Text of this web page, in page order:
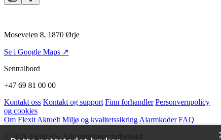
Moseveien 8, 1870 Ørje
Se i Google Maps ↗
Sentralbord
+47 69 81 00 00
Kontakt oss Kontakt og support Finn forhandler Personvernpolicy
og cookies
Om Flexit Aktuelt Miljø og kvalitetssikring Alarmkoder FAQ
© 2026 Flexit AS. Alle rettigheter forbeholdt